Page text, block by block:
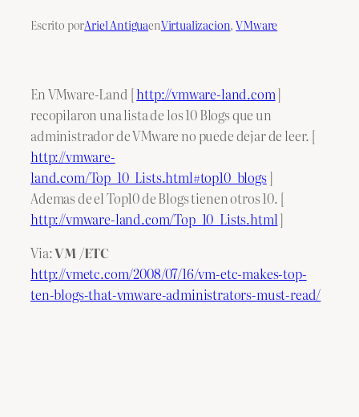
Escrito porAriel AntiguaenVirtualizacion, VMware
En VMware-Land [http://vmware-land.com]
recopilaron una lista de los 10 Blogs que un
administrador de VMware no puede dejar de leer. [
http://vmware-
land.com/Top_10_Lists.html#top10_blogs]
Ademas de el Top10 de Blogs tienen otros 10. [
http://vmware-land.com/Top_10_Lists.html]
Via:VM /ETC
http://vmetc.com/2008/07/16/vm-etc-makes-top-
ten-blogs-that-vmware-administrators-must-read/